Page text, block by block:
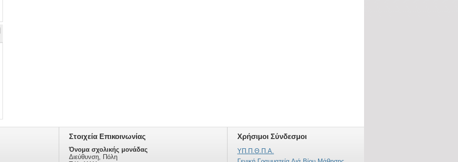
Στοιχεία Επικοινωνίας
Όνομα σχολικής μονάδας
Διεύθυνση, Πόλη
Χρήσιμοι Σύνδεσμοι
ΥΠ.Π.Θ.Π.Α.